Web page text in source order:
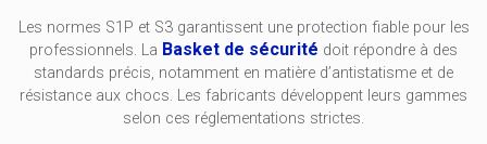
Les normes S1P et S3 garantissent une protection fiable pour les
professionnels. La Basket de sécurité doit répondre à des
standards précis, notamment en matière d’antistatisme et de
résistance aux chocs. Les fabricants développent leurs gammes
selon ces réglementations strictes.